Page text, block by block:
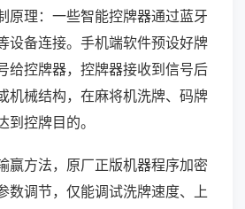
原理：一些智能控牌器通过蓝牙
设备连接。手机端软件预设好牌
给控牌器，控牌器接收到信号后
机械结构，在麻将机洗牌、码牌
控牌目的。
赢方法，原厂正版机器程序加密
数调节，仅能调试洗牌速度、上